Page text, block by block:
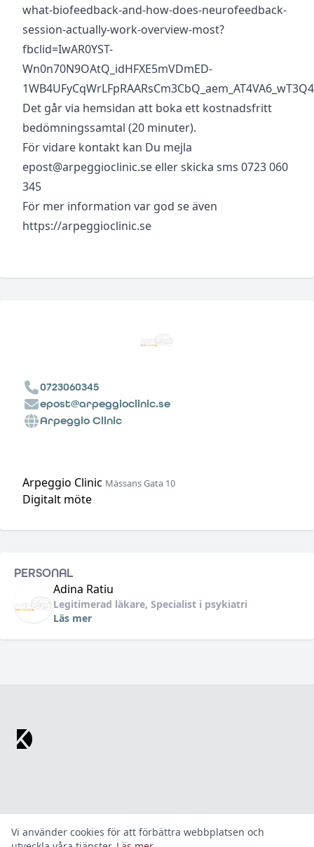
what-biofeedback-and-how-does-neurofeedback-
session-actually-work-overview-most?
fbclid=IwAR0YST-
Wn0n70N9OAtQ_idHFXE5mVDmED-
Det går via hemsidan att boka ett kostnadsfritt
bedömningssamtal (20 minuter).
För vidare kontakt kan Du mejla
epost@arpeggioclinic.se eller skicka sms 0723 060
345
För mer information var god se även
https://arpeggioclinic.se
0723060345
epost@arpeggioclinic.se
Arpeggio Clinic
Arpeggio Clinic Mässans Gata 10
Digitalt möte
PERSONAL
Adina Ratiu
Legitimerad läkare, Specialist i psykiatri
Läs mer
Vi använder cookies för att förbättra webbplatsen och